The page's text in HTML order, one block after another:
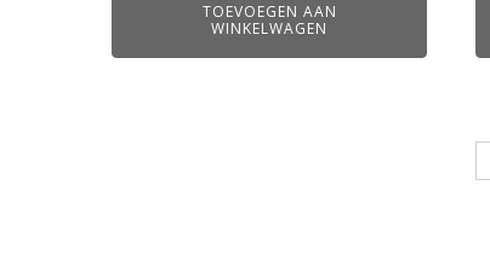
TOEVOEGEN AAN
WINKELWAGEN